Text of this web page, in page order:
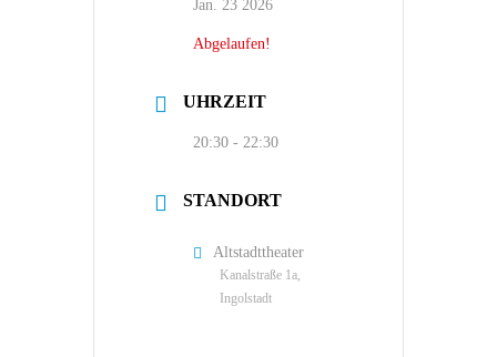
Jan. 23 2026
Abgelaufen!
UHRZEIT
20:30 - 22:30
STANDORT
Altstadttheater
Kanalstraße 1a,
Ingolstadt